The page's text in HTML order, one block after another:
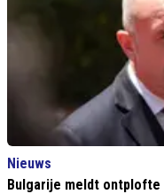
Nieuws
Bulgarije meldt ontplofte